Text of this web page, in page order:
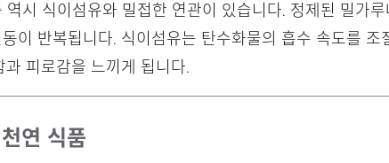
시 식이섬유와 밀접한 연관이 있습니다. 정제된 밀가루
이 반복됩니다. 식이섬유는 탄수화물의 흡수 속도를 조
피로감을 느끼게 됩니다.
연 식품